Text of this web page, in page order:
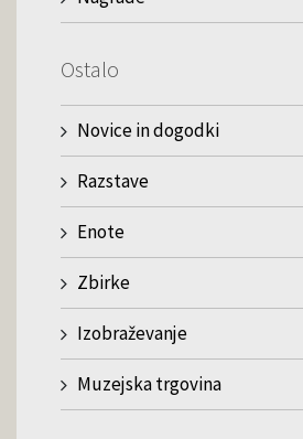
Ostalo
Novice in dogodki
Razstave
Enote
Zbirke
Izobraževanje
Muzejska trgovina